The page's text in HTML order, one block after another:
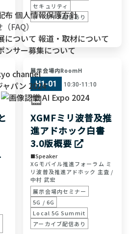
布個人情報保護方針
FAQ）
について 報道・取材について
ンサー募集について
セキュリティ
アーカイブ配信あり
展示会場内RoomH
H1-01 10:30-11:10
XGMFミリ波普及推
進アドホック白書
3.0版概要
Speaker
XGモバイル推進フォーラム ミ
リ波普及推進アドホック 主査 /
中村 武宏
展示会場内セミナー
5G / 6G
Local 5G Summit
アーカイブ配信あり